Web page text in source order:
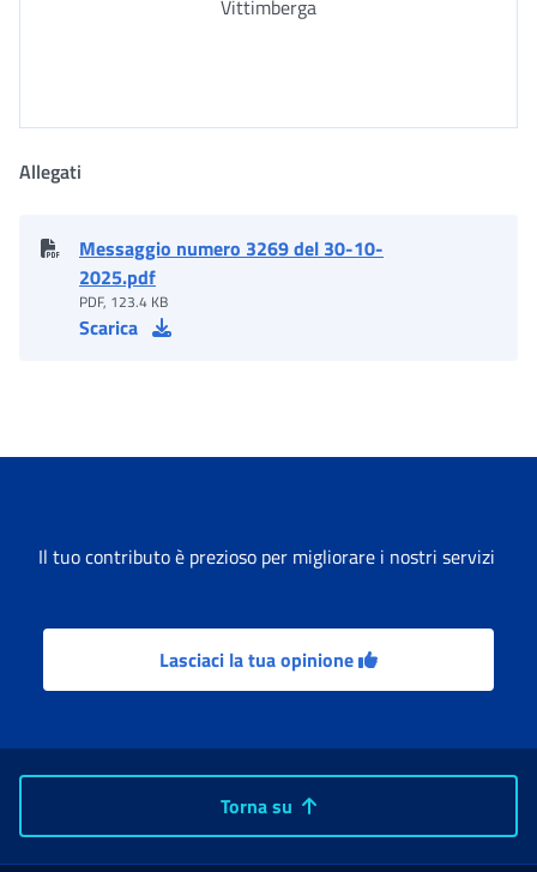
Vittimberga
Allegati
Messaggio numero 3269 del 30-10-
2025.pdf
PDF, 123.4 KB
Scarica
Il tuo contributo è prezioso per migliorare i nostri servizi
Lasciaci la tua opinione
Torna su